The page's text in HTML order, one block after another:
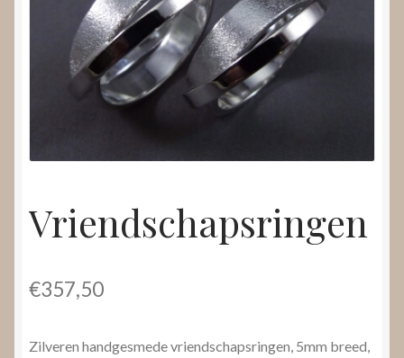
Video’s
Submenu
uitvouwen
Vriendschapsringen
€357,50
Zilveren handgesmede vriendschapsringen, 5mm breed,